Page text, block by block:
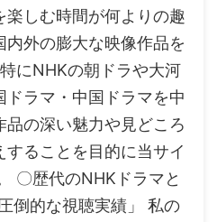
しむ時間が何よりの趣
外の膨大な映像作品を
にNHKの朝ドラや大河
ドラマ・中国ドラマを中
の深い魅力や見どころ
ることを目的に当サイ
〇歴代のNHKドラマと
倒的な視聴実績」 私の